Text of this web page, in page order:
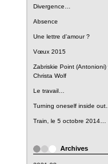
Divergence…
Absence
Une lettre d'amour ?
Vœux 2015
Zabriskie Point (Antonioni)
Christa Wolf
Le travail…
Turning oneself inside out…
Train, le 5 octobre 2014…
Archives